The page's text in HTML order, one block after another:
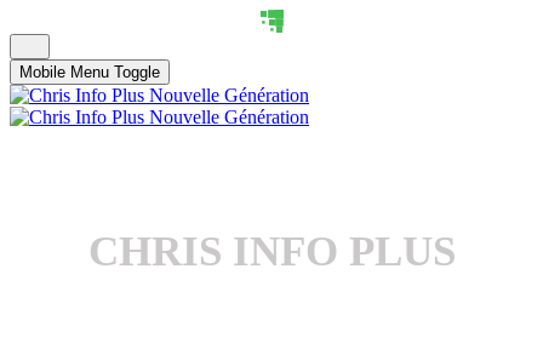
Mobile Menu Toggle
CHRIS INFO PLUS